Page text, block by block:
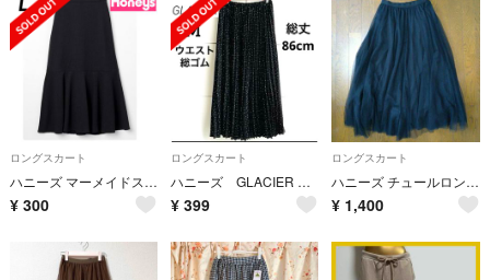
ロングスカート
ハニーズ マーメイドスカート L サイズ ウエストゴム 黒 ブラック
¥ 300
ロングスカート
ハニーズ GLACIER グラシア ドットプリーツロングスカート 水玉 黒×白 ブラック Ｍサイズ ウエスト総ゴム 古着
¥ 399
ロングスカート
ハニーズ チュールロングスカート
¥ 1,400